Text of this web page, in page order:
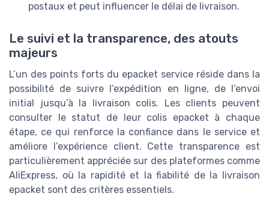
postaux et peut influencer le délai de livraison.
Le suivi et la transparence, des atouts
majeurs
L’un des points forts du epacket service réside dans la
possibilité de suivre l’expédition en ligne, de l’envoi
initial jusqu’à la livraison colis. Les clients peuvent
consulter le statut de leur colis epacket à chaque
étape, ce qui renforce la confiance dans le service et
améliore l’expérience client. Cette transparence est
particulièrement appréciée sur des plateformes comme
AliExpress, où la rapidité et la fiabilité de la livraison
epacket sont des critères essentiels.